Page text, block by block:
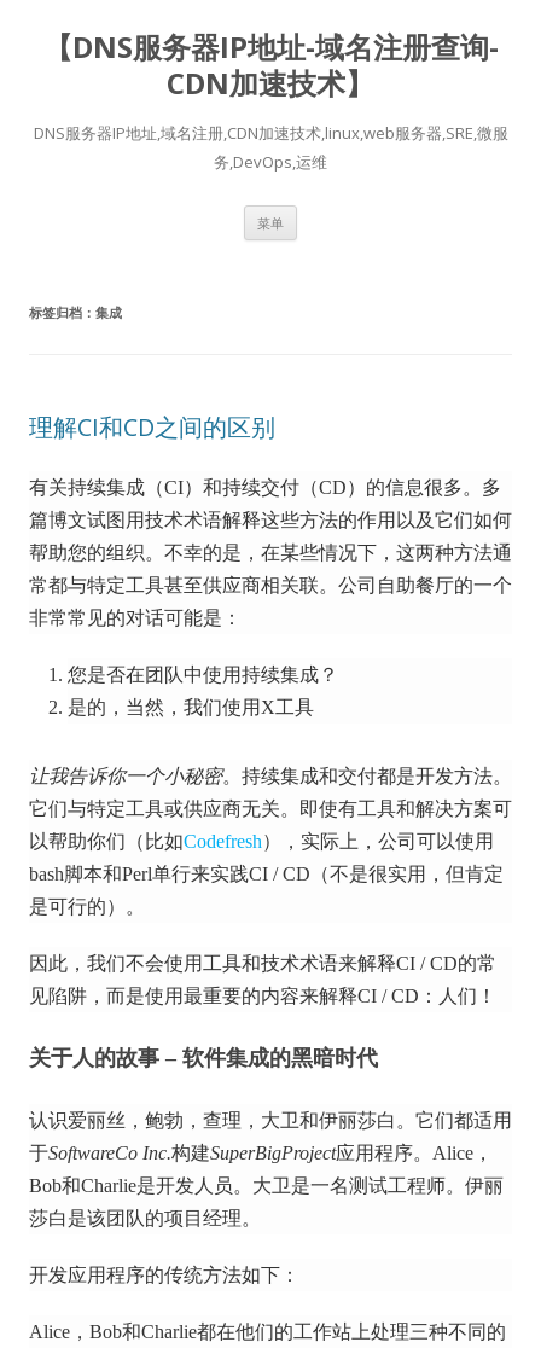
【DNS服务器IP地址-域名注册查询-
CDN加速技术】
DNS服务器IP地址,域名注册,CDN加速技术,linux,web服务器,SRE,微服
务,DevOps,运维
菜单
标签归档： 集成
理解CI和CD之间的区别
有关持续集成（CI）和持续交付（CD）的信息很多。 多
篇博文试图用技术术语解释这些方法的作用以及它们如何
帮助您的组织。 不幸的是，在某些情况下，这两种方法通
常都与特定工具甚至供应商相关联。 公司自助餐厅的一个
非常常见的对话可能是：
您是否在团队中使用持续集成？
是的，当然，我们使用X工具
让我告诉你一个小秘密。 持续集成和交付都是开发方法。
它们与特定工具或供应商无关。
即使有工具和解决方案可
以帮助你们（比如Codefresh），实际上，公司可以使用
bash脚本和Perl单行来实践CI / CD（不是很实用，但肯定
是可行的）。
因此，我们不会使用工具和技术术语来解释CI / CD的常
见陷阱，而是使用最重要的内容来解释CI / CD：人们！
关于人的故事 – 软件集成的黑暗时代
认识爱丽丝，鲍勃，查理，大卫和伊丽莎白。 它们都适用
于SoftwareCo Inc.构建SuperBigProject应用程序。 Alice，
Bob和Charlie是开发人员。 大卫是一名测试工程师。 伊丽
莎白是该团队的项目经理。
开发应用程序的传统方法如下：
Alice，Bob和Charlie都在他们的工作站上处理三种不同的